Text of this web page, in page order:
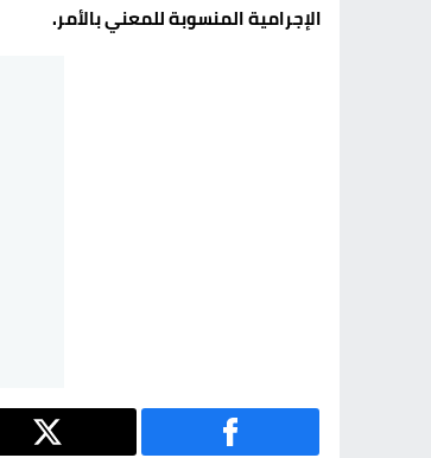
الإجرامية المنسوبة للمعني بالأمر.